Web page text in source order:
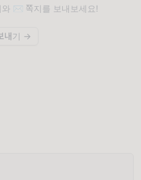
와 ✉️ 쪽지를 보내보세요!
내기 →